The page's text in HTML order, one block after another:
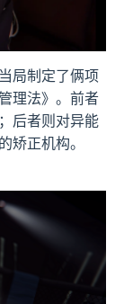
局制定了俩项
理法》。前者
后者则对异能
矫正机构。